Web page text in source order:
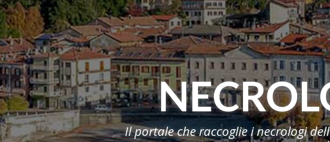
Il portale che raccoglie i necrologi